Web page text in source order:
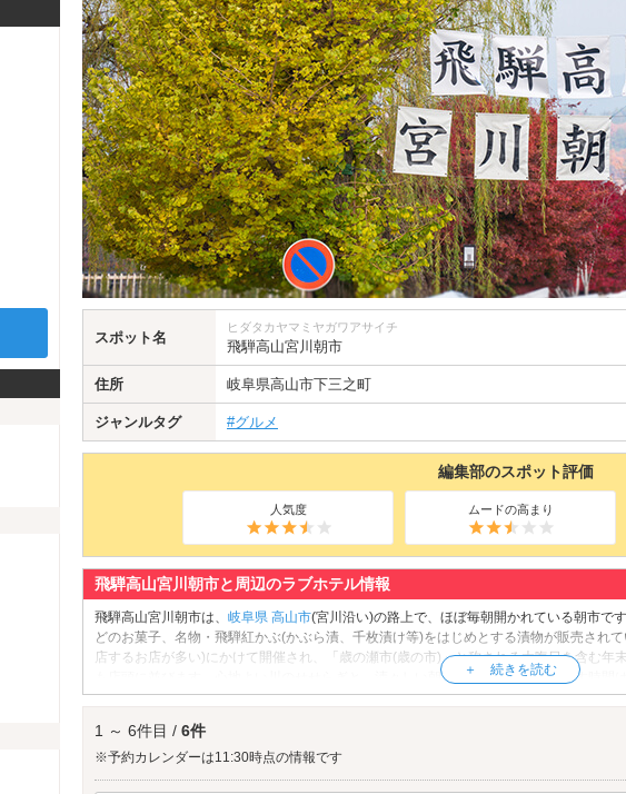
スポット名
ヒダタカヤマミヤガワアサイチ
飛騨高山宮川朝市
住所 岐阜県高山市下三之町
ジャンルタグ #グルメ
編集部のスポット評価
人気度 ムードの高まり
飛騨高山宮川朝市と周辺のラブホテル情報
飛騨高山宮川朝市は、 岐阜県 高山市(宮川沿い)の路上で、ほぼ毎朝開かれている朝市で
どのお菓子、名物・飛騨紅かぶ(かぶら漬、千枚漬け等)をはじめとする漬物が販売され
店するお店が多い)にかけて開催され、「歳の瀬市(歳の市)」と称される大晦日を含む年
も店頭に並びます。心地よい川のせせらぎと、清々しい朝の空気に包まれて過ごす時
りです。
1 ～ 6件目 / 6件
※予約カレンダーは11:30時点の情報です